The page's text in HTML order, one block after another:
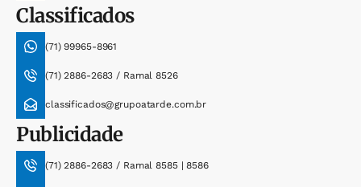
Classificados
(71) 99965-8961
(71) 2886-2683 / Ramal 8526
classificados@grupoatarde.com.br
Publicidade
(71) 2886-2683 / Ramal 8585 | 8586